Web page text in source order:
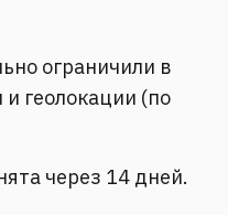
ограничили в
геолокации (по
через 14 дней.